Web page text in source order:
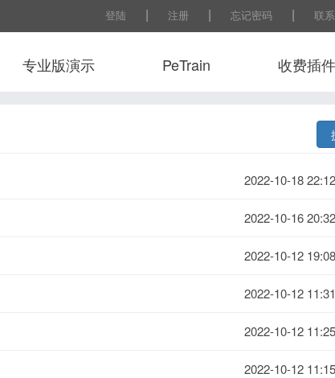
登陆 | 注册 | 忘记密码 | 联
专业版演示 PeTrain 收费插件
常用工具
2022-10-18
2022-10-16
2022-10-12
2022-10-12
2022-10-12
2022-10-12